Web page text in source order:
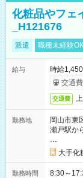
化粧品やフェ
_H121676
派遣 職種未経験
給与
時給
交通
交通費
勤務地
岡山市東
瀬戸駅か
…
大手化
勤務時間 8:30～